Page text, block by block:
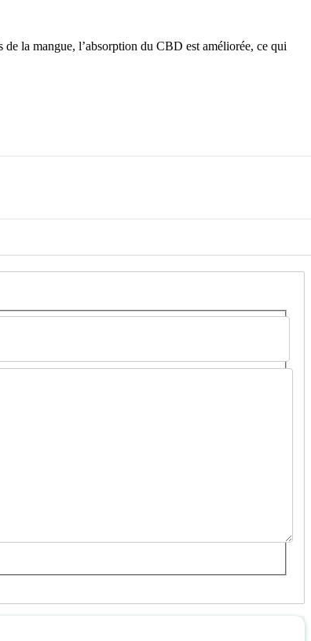
la mangue, l’absorption du CBD est améliorée, ce qui